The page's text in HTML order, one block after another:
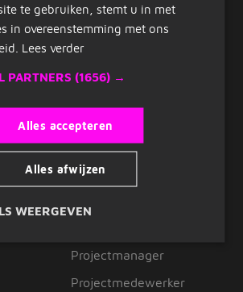
Postbezorger
Praktijkondersteuner
Product manager
Productiemedewerker
Projectmanager
Projectmedewerker
te gebruiken, stemt u in met
in overeenstemming met ons
Lees verder
PARTNERS (1656) →
Alles accepteren
Alles afwijzen
WEERGEVEN